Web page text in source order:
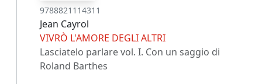
9788821114311
Jean Cayrol
VIVRÒ L'AMORE DEGLI ALTRI
Lasciatelo parlare vol. I. Con un saggio di
Roland Barthes